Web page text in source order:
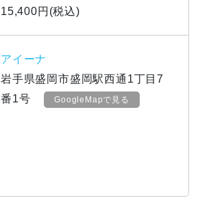
15,400円(税込)
アイーナ
岩手県盛岡市盛岡駅西通1丁目7
番1号
GoogleMapで見る